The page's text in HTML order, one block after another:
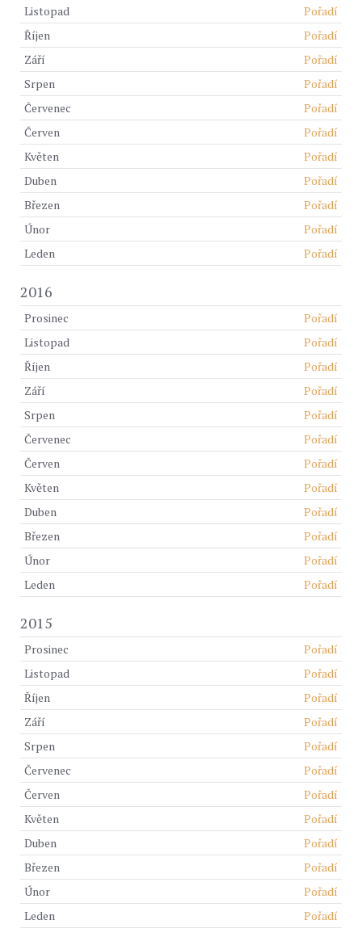
Listopad
Pořadí
Říjen
Pořadí
Září
Pořadí
Srpen
Pořadí
Červenec
Pořadí
Červen
Pořadí
Květen
Pořadí
Duben
Pořadí
Březen
Pořadí
Únor
Pořadí
Leden
Pořadí
2016
Prosinec
Pořadí
Listopad
Pořadí
Říjen
Pořadí
Září
Pořadí
Srpen
Pořadí
Červenec
Pořadí
Červen
Pořadí
Květen
Pořadí
Duben
Pořadí
Březen
Pořadí
Únor
Pořadí
Leden
Pořadí
2015
Prosinec
Pořadí
Listopad
Pořadí
Říjen
Pořadí
Září
Pořadí
Srpen
Pořadí
Červenec
Pořadí
Červen
Pořadí
Květen
Pořadí
Duben
Pořadí
Březen
Pořadí
Únor
Pořadí
Leden
Pořadí